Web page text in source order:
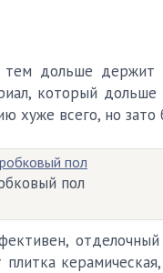
тем дольше держит
который дольше
хуже всего, но зато
пол